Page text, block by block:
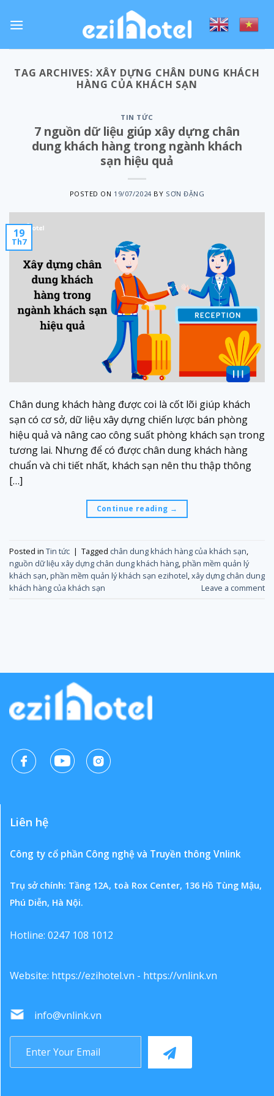
TAG ARCHIVES: XÂY DỰNG CHÂN DUNG KHÁCH
HÀNG CỦA KHÁCH SẠN
TIN TỨC
7 nguồn dữ liệu giúp xây dựng chân
dung khách hàng trong ngành khách
sạn hiệu quả
POSTED ON 19/07/2024BY SƠN ĐẶNG
19
Th7
Chân dung khách hàng được coi là cốt lõi giúp khách
sạn có cơ sở, dữ liệu xây dựng chiến lược bán phòng
hiệu quả và nâng cao công suất phòng khách sạn trong
tương lai. Nhưng để có được chân dung khách hàng
chuẩn và chi tiết nhất, khách sạn nên thu thập thông
[…]
Continue reading →
Posted in Tin tức | Tagged chân dung khách hàng của khách sạn,
nguồn dữ liệu xây dựng chân dung khách hàng,phần mềm quản lý
khách sạn,phần mềm quản lý khách sạn ezihotel,xây dựng chân dung
khách hàng của khách sạn
Leave a comment
Liên hệ
Công ty cổ phần Công nghệ và Truyền thông Vnlink
Trụ sở chính: Tầng 12A, toà Rox Center, 136 Hồ Tùng Mậu,
Phú Diễn, Hà Nội.
Hotline: 0247 108 1012
Website: https://ezihotel.vn - https://vnlink.vn
info@vnlink.vn